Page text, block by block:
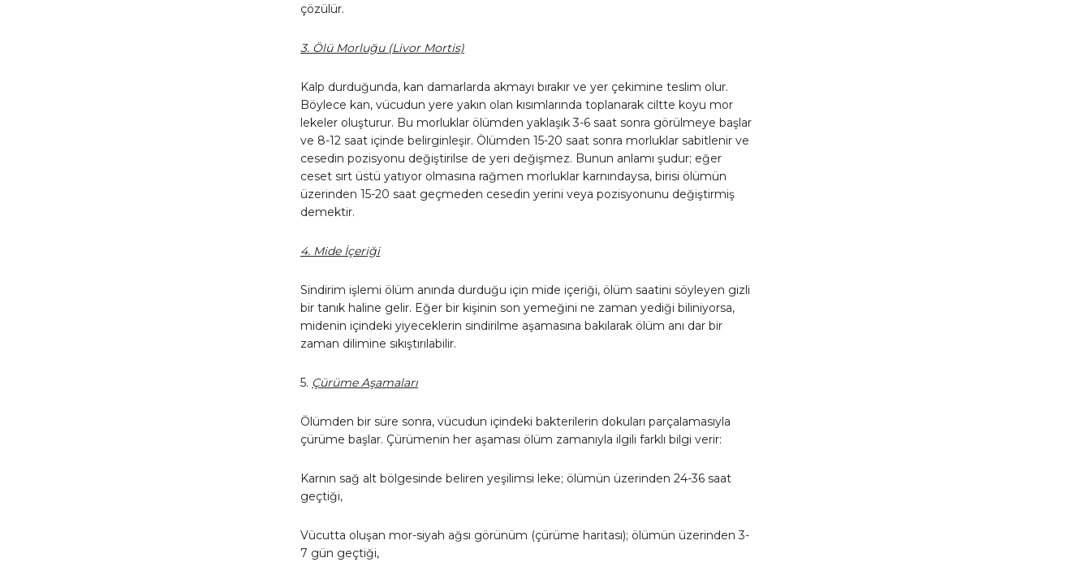
çözülür.
3. Ölü Morluğu (Livor Mortis)
Kalp durduğunda, kan damarlarda akmayı bırakır ve yer çekimine teslim olur.
Böylece kan, vücudun yere yakın olan kısımlarında toplanarak ciltte koyu mor
lekeler oluşturur. Bu morluklar ölümden yaklaşık 3-6 saat sonra görülmeye başlar
ve 8-12 saat içinde belirginleşir. Ölümden 15-20 saat sonra morluklar sabitlenir ve
cesedin pozisyonu değiştirilse de yeri değişmez. Bunun anlamı şudur; eğer
ceset sırt üstü yatıyor olmasına rağmen morluklar karnındaysa, birisi ölümün
üzerinden 15-20 saat geçmeden cesedin yerini veya pozisyonunu değiştirmiş
demektir.
4. Mide İçeriği
Sindirim işlemi ölüm anında durduğu için mide içeriği, ölüm saatini söyleyen gizli
bir tanık haline gelir. Eğer bir kişinin son yemeğini ne zaman yediği biliniyorsa,
midenin içindeki yiyeceklerin sindirilme aşamasına bakılarak ölüm anı dar bir
zaman dilimine sıkıştırılabilir.
5. Çürüme Aşamaları
Ölümden bir süre sonra, vücudun içindeki bakterilerin dokuları parçalamasıyla
çürüme başlar. Çürümenin her aşaması ölüm zamanıyla ilgili farklı bilgi verir:
Karnın sağ alt bölgesinde beliren yeşilimsi leke; ölümün üzerinden 24-36 saat
geçtiği,
Vücutta oluşan mor-siyah ağsı görünüm (çürüme haritası); ölümün üzerinden 3-
7 gün geçtiği,